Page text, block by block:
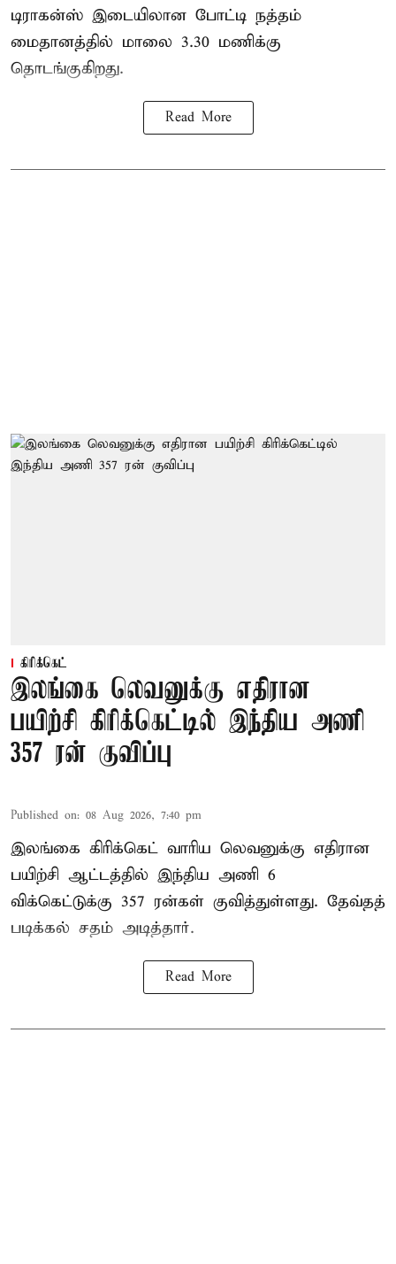
டிராகன்ஸ் இடையிலான போட்டி நத்தம்
மைதானத்தில் மாலை 3.30 மணிக்கு
தொடங்குகிறது.
Read More
கிரிக்கெட்
இலங்கை லெவனுக்கு எதிரான
பயிற்சி கிரிக்கெட்டில் இந்திய அணி
357 ரன் குவிப்பு
Published on: 08 Aug 2026, 7:40 pm
இலங்கை கிரிக்கெட் வாரிய லெவனுக்கு எதிரான
பயிற்சி ஆட்டத்தில் இந்திய அணி 6
விக்கெட்டுக்கு 357 ரன்கள் குவித்துள்ளது. தேவ்தத்
படிக்கல் சதம் அடித்தார்.
Read More